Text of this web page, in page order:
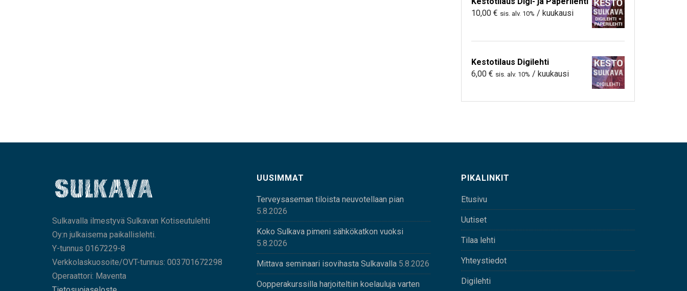
10,00 € sis. alv. 10% / kuukausi
Kestotilaus Digilehti
6,00 € sis. alv. 10% / kuukausi
Sulkavalla ilmestyvä Sulkavan Kotiseutulehti
Oy:n julkaisema paikallislehti.
Y-tunnus 0167229-8
Verkkolaskuosoite/OVT-tunnus: 003701672298
Operaattori: Maventa
UUSIMMAT
Terveysaseman tiloista neuvotellaan pian
5.8.2026
Koko Sulkava pimeni sähkökatkon vuoksi
5.8.2026
Mittava seminaari isovihasta Sulkavalla 5.8.2026
Oopperakurssilla harjoiteltiin koelauluja varten
PIKALINKIT
Etusivu
Uutiset
Tilaa lehti
Yhteystiedot
Digilehti